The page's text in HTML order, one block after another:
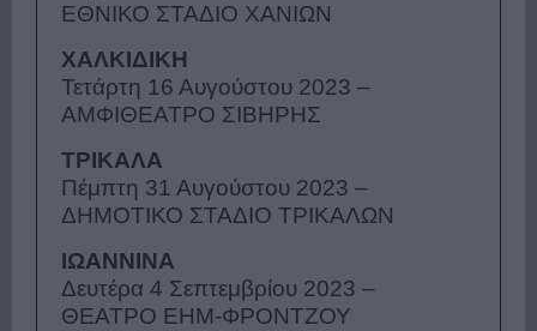
ΕΘΝΙΚΟ ΣΤΑΔΙΟ ΧΑΝΙΩΝ
ΧΑΛΚΙΔΙΚΗ
Τετάρτη 16 Αυγούστου 2023 –
ΑΜΦΙΘΕΑΤΡΟ ΣΙΒΗΡΗΣ
ΤΡΙΚΑΛΑ
Πέμπτη 31 Αυγούστου 2023 –
ΔΗΜΟΤΙΚΟ ΣΤΑΔΙΟ ΤΡΙΚΑΛΩΝ
ΙΩΑΝΝΙΝΑ
Δευτέρα 4 Σεπτεμβρίου 2023 –
ΘΕΑΤΡΟ ΕΗΜ-ΦΡΟΝΤΖΟΥ